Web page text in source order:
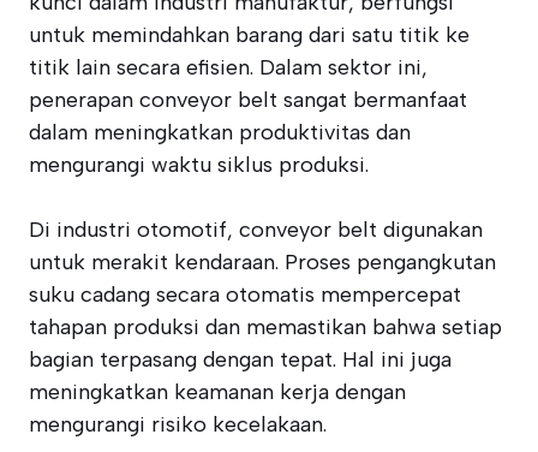
untuk memindahkan barang dari satu titik ke
titik lain secara efisien. Dalam sektor ini,
penerapan conveyor belt sangat bermanfaat
dalam meningkatkan produktivitas dan
mengurangi waktu siklus produksi.
Di industri otomotif, conveyor belt digunakan
untuk merakit kendaraan. Proses pengangkutan
suku cadang secara otomatis mempercepat
tahapan produksi dan memastikan bahwa setiap
bagian terpasang dengan tepat. Hal ini juga
meningkatkan keamanan kerja dengan
mengurangi risiko kecelakaan.